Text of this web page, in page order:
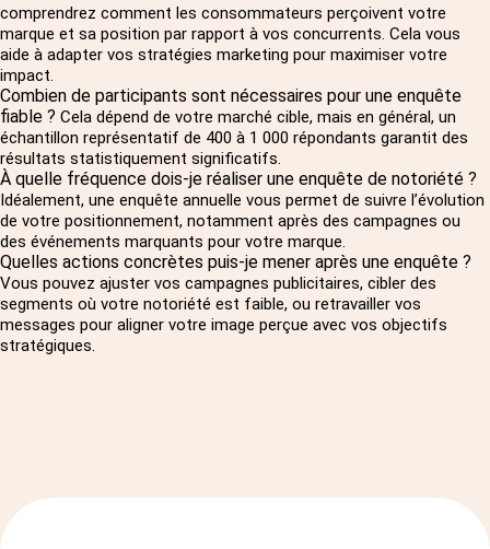
comprendrez comment les consommateurs perçoivent votre
marque et sa position par rapport à vos concurrents. Cela vous
aide à adapter vos stratégies marketing pour maximiser votre
impact.
Combien de participants sont nécessaires pour une enquête
fiable ? Cela dépend de votre marché cible, mais en général, un
échantillon représentatif de 400 à 1 000 répondants garantit des
résultats statistiquement significatifs.
À quelle fréquence dois-je réaliser une enquête de notoriété ?
Idéalement, une enquête annuelle vous permet de suivre l’évolution
de votre positionnement, notamment après des campagnes ou
des événements marquants pour votre marque.
Quelles actions concrètes puis-je mener après une enquête ?
Vous pouvez ajuster vos campagnes publicitaires, cibler des
segments où votre notoriété est faible, ou retravailler vos
messages pour aligner votre image perçue avec vos objectifs
stratégiques.